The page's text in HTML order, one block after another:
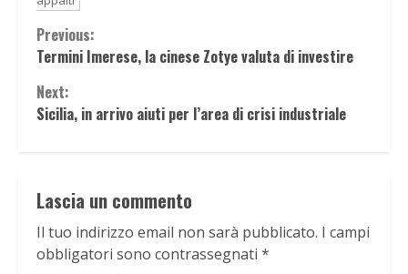
Continue
Reading
Previous:
Termini Imerese, la cinese Zotye valuta di investire
Next:
Sicilia, in arrivo aiuti per l’area di crisi industriale
Lascia un commento
Il tuo indirizzo email non sarà pubblicato. I campi
obbligatori sono contrassegnati *